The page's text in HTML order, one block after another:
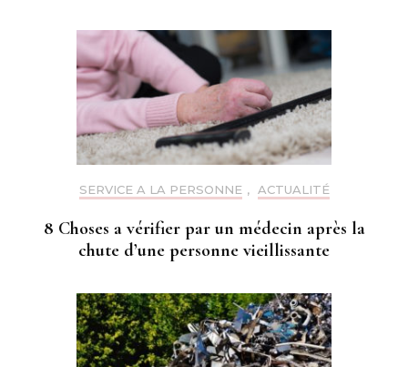
SERVICE A LA PERSONNE , ACTUALITÉ
8 Choses a vérifier par un médecin après la
chute d’une personne vieillissante